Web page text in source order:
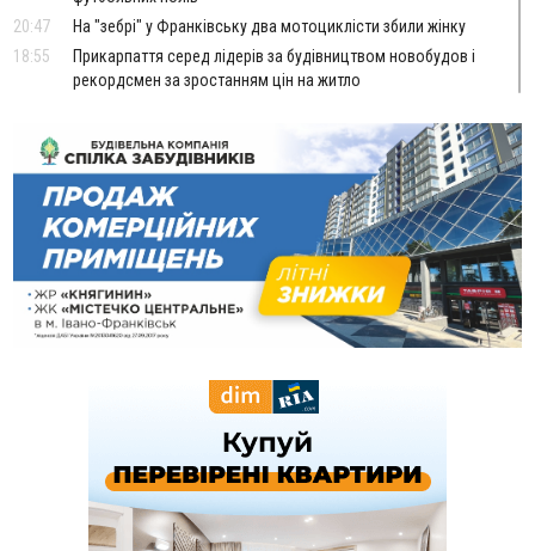
20:47
На "зебрі" у Франківську два мотоциклісти збили жінку
18:55
Прикарпаття серед лідерів за будівництвом новобудов і
рекордсмен за зростанням цін на житло
16:20
У Франківську дружина загиблого воїна створила
організацію «КОД 7'Я», аби підтримувати військових та їхні
сім'ї
15:57
У Коломиї на одній з вулиць встановлять комплекс
автоматичної фіксації швидкості
15:29
Війна забрала життя трьох воїнів з Прикарпаття
15:00
На Закарпатті викрили масштабну схему незаконного
виключення військовозобов’язаних з обліку
Яремче обговорили, як вирішити питання джипінгу в
5 «тихих» хвороб, які виявляє профілактичне обстеження
На Надрічній тривають останні приготування до
нового руху
У Франківську зафіксували найбільшу спеку за всю історію
спостережень